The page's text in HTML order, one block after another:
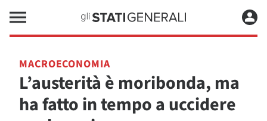
MACROECONOMIA
L’austerità è moribonda, ma
ha fatto in tempo a uccidere